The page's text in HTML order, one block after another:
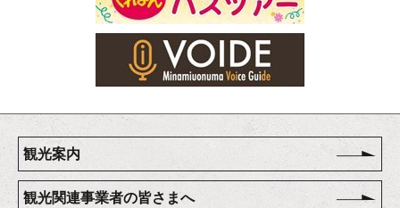
観光案内
観光関連事業者の皆さまへ